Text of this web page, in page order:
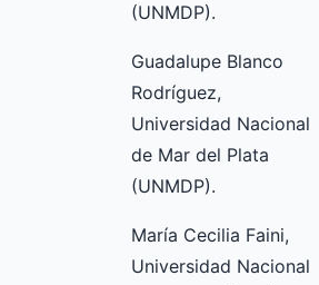
(UNMDP).
Guadalupe Blanco
Rodríguez,
Universidad Nacional
de Mar del Plata
(UNMDP).
María Cecilia Faini,
Universidad Nacional